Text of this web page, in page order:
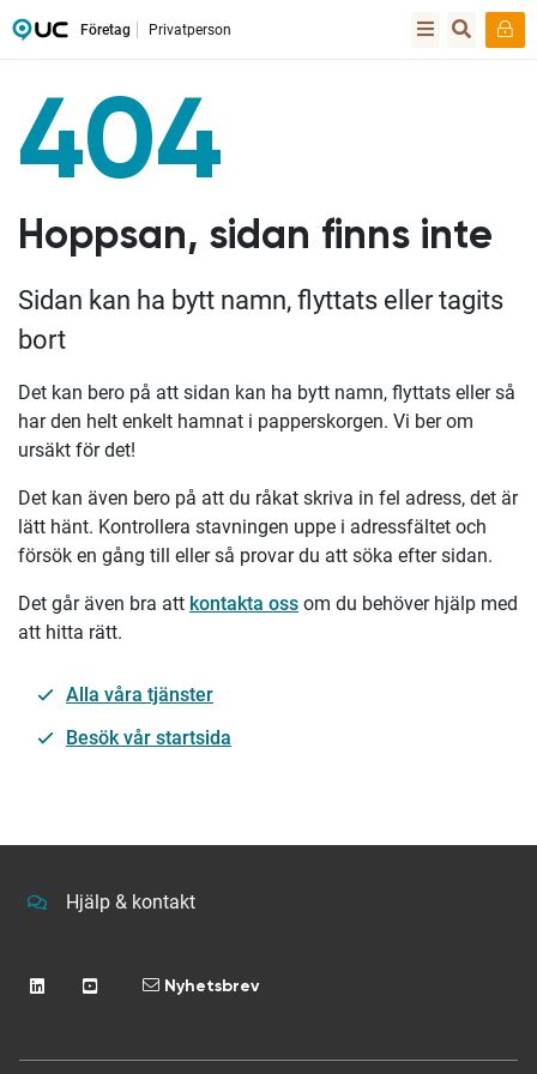
Företag Privatperson
404
Hoppsan, sidan finns inte
Sidan kan ha bytt namn, flyttats eller tagits
bort
Det kan bero på att sidan kan ha bytt namn, flyttats eller så
har den helt enkelt hamnat i papperskorgen. Vi ber om
ursäkt för det!
Det kan även bero på att du råkat skriva in fel adress, det är
lätt hänt. Kontrollera stavningen uppe i adressfältet och
försök en gång till eller så provar du att söka efter sidan.
Det går även bra att kontakta oss om du behöver hjälp med
att hitta rätt.
Alla våra tjänster
Besök vår startsida
Hjälp & kontakt
Nyhetsbrev